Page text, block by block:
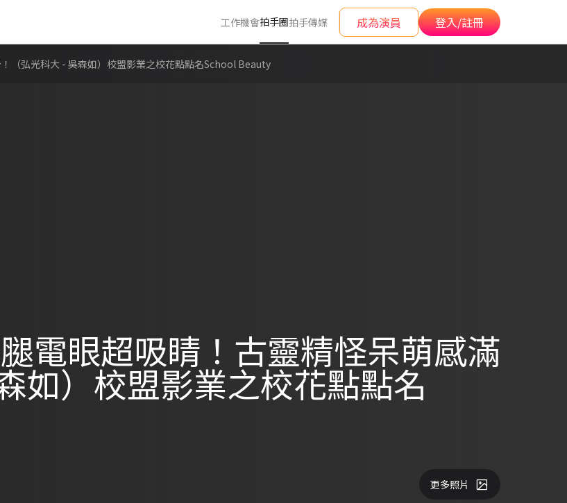
工作機會拍手圈拍手傳媒 成為演員 登入/註冊
（弘光科大 - 吳森如）校盟影業之校花點點名School Beauty
電眼超吸睛！古靈精怪呆萌感滿
如）校盟影業之校花點點名
更多照片